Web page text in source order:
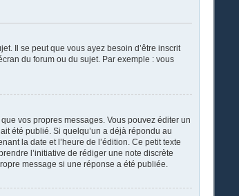
Il se peut que vous ayez besoin d’être inscrit
du forum ou du sujet. Par exemple : vous
vos propres messages. Vous pouvez éditer un
été publié. Si quelqu’un a déjà répondu au
la date et l’heure de l’édition. Ce petit texte
l’initiative de rédiger une note discrète
message si une réponse a été publiée.